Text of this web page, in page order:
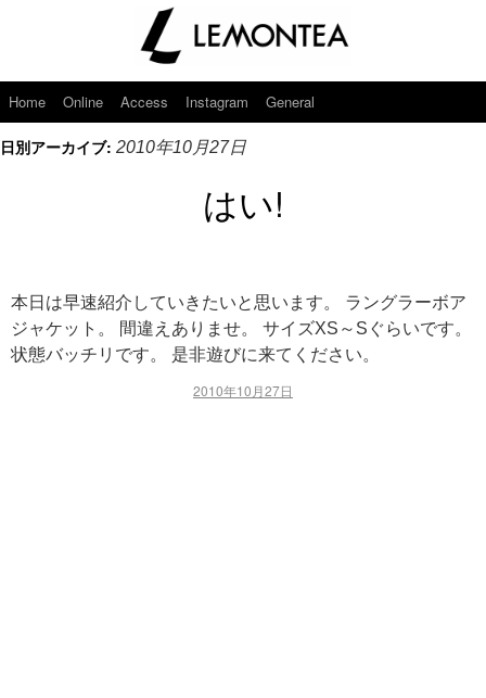
Home Online Access Instagram General
日別アーカイブ: 2010年10月27日
はい!
本日は早速紹介していきたいと思います。 ラングラーボア
ジャケット。 間違えありませ。 サイズXS～Sぐらいです。
状態バッチリです。 是非遊びに来てください。
2010年10月27日